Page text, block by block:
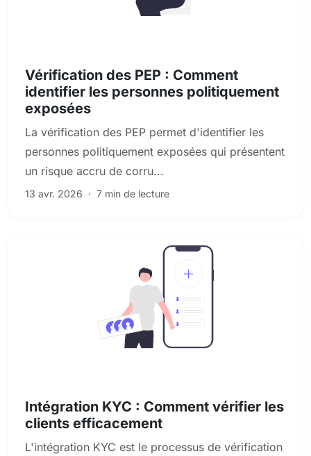
Vérification des PEP : Comment
identifier les personnes politiquement
exposées
La vérification des PEP permet d'identifier les
personnes politiquement exposées qui présentent
un risque accru de corru...
13 avr. 2026 · 7 min de lecture
Intégration KYC : Comment vérifier les
clients efficacement
L'intégration KYC est le processus de vérification